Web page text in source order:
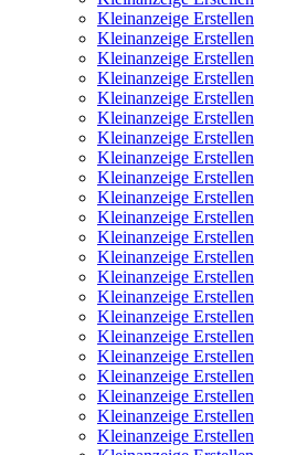
Kleinanzeige Erstellen
Kleinanzeige Erstellen
Kleinanzeige Erstellen
Kleinanzeige Erstellen
Kleinanzeige Erstellen
Kleinanzeige Erstellen
Kleinanzeige Erstellen
Kleinanzeige Erstellen
Kleinanzeige Erstellen
Kleinanzeige Erstellen
Kleinanzeige Erstellen
Kleinanzeige Erstellen
Kleinanzeige Erstellen
Kleinanzeige Erstellen
Kleinanzeige Erstellen
Kleinanzeige Erstellen
Kleinanzeige Erstellen
Kleinanzeige Erstellen
Kleinanzeige Erstellen
Kleinanzeige Erstellen
Kleinanzeige Erstellen
Kleinanzeige Erstellen